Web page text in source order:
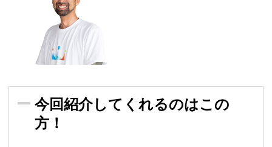
今回紹介してくれるのはこの
方！